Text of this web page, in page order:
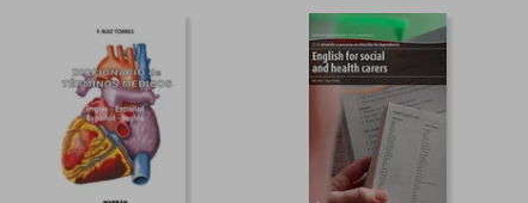
$ 24.60 dcto.